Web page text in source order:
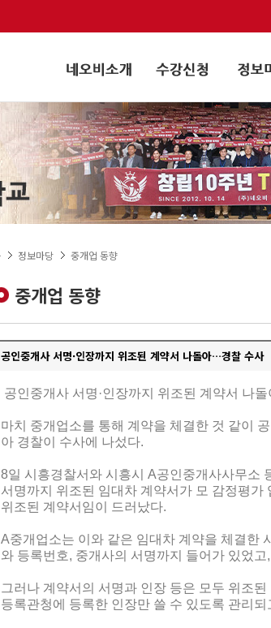
정보마당 중개업 동향
중개업 동향
공인중개사 서명·인장까지 위조된 계약서 나돌아…경찰 수사
공인중개사 서명·인장까지 위조된 계약서 나
마치 중개업소를 통해 계약을 체결한 것 같이
아 경찰이 수사에 나섰다.
8일 시흥경찰서와 시흥시 A공인중개사사무소
서명까지 위조된 임대차 계약서가 모 감정평
위조된 계약서임이 드러났다.
A중개업소는 이와 같은 임대차 계약을 체결한
와 등록번호, 중개사의 서명까지 들어가 있었
그러나 계약서의 서명과 인장 등은 모두 위조
등록관청에 등록한 인장만 쓸 수 있도록 관리